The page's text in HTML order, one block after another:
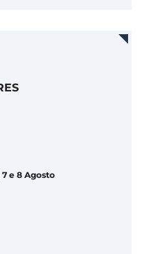
e 8 Agosto